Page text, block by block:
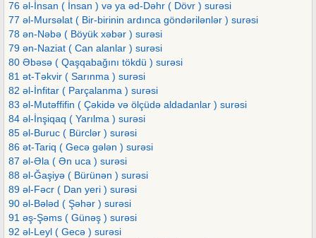
76 əl-İnsan ( İnsan ) və ya əd-Dəhr ( Dövr ) surəsi
77 əl-Mursəlat ( Bir-birinin ardınca göndərilənlər ) surəsi
78 ən-Nəbə ( Böyük xəbər ) surəsi
79 ən-Naziat ( Can alanlar ) surəsi
80 Əbəsə ( Qaşqabağını tökdü ) surəsi
81 ət-Təkvir ( Sarınma ) surəsi
82 əl-İnfitar ( Parçalanma ) surəsi
83 əl-Mutəffifin ( Çəkidə və ölçüdə aldadanlar ) surəsi
84 əl-İnşiqaq ( Yarılma ) surəsi
85 əl-Buruc ( Bürclər ) surəsi
86 ət-Tariq ( Gecə gələn ) surəsi
87 əl-Əla ( Ən uca ) surəsi
88 əl-Ğaşiyə ( Bürünən ) surəsi
89 əl-Fəcr ( Dan yeri ) surəsi
90 əl-Bələd ( Şəhər ) surəsi
91 əş-Şəms ( Günəş ) surəsi
92 əl-Leyl ( Gecə ) surəsi